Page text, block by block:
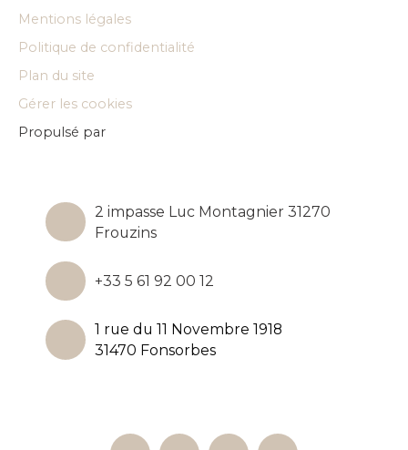
Mentions légales
Politique de confidentialité
Plan du site
Gérer les cookies
Propulsé par
2 impasse Luc Montagnier 31270
Frouzins
+33 5 61 92 00 12
1 rue du 11 Novembre 1918
31470 Fonsorbes